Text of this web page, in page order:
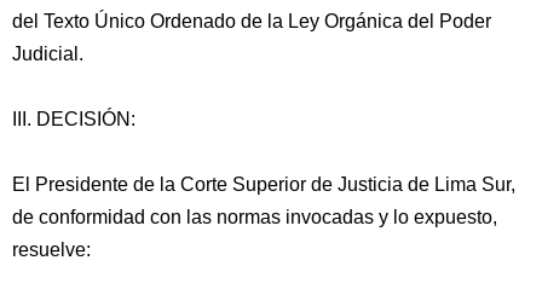
del Texto Único Ordenado de la Ley Orgánica del Poder
Judicial.
III. DECISIÓN:
El Presidente de la Corte Superior de Justicia de Lima Sur,
de conformidad con las normas invocadas y lo expuesto,
resuelve: